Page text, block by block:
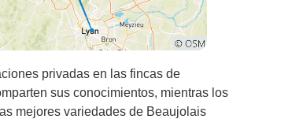
privadas en las fincas de
sus conocimientos, mientras los
mejores variedades de Beaujolais